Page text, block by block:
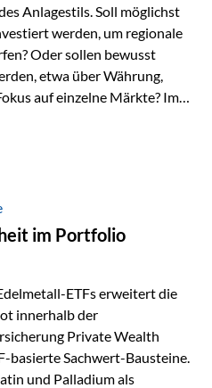
Anlagestils. Soll möglichst
werden, um regionale
Oder sollen bewusst
etwa über Währung,
auf einzelne Märkte? Im
sich beide Ansätze
und Stabilisierung. 1)
bewusst? Global investieren
die Weltmärkte möglichst
im Portfolio
ETFs erweitert die
innerhalb der
Private Wealth
basierte Sachwert-Bausteine.
und Palladium als